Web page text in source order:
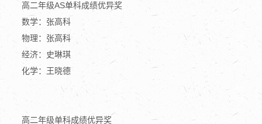
高二年级AS单科成绩优异奖
数学：张高科
物理：张高科
经济：史琳琪
化学：王晓德
高二年级单科成绩优异奖